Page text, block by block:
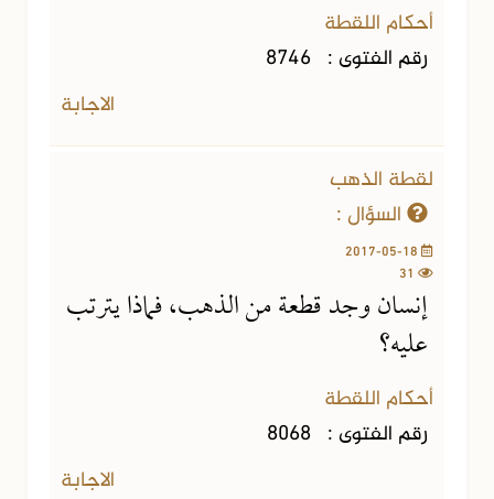
أحكام اللقطة
رقم الفتوى : 8746
الاجابة
لقطة الذهب
السؤال :
إنسان وجد قطعة من الذهب، فماذا يترتب
عليه؟
أحكام اللقطة
رقم الفتوى : 8068
الاجابة